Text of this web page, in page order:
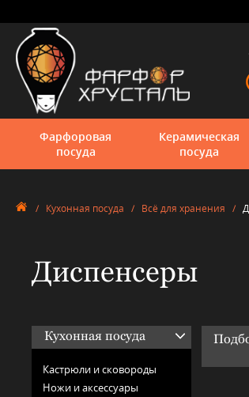
Фарфоровая
посуда
Керамическая
посуда
/ Кухонная посуда / Всё для хранения /
Диспенсеры
Кухонная посуда
Кастрюли и сковороды
Ножи и аксессуары